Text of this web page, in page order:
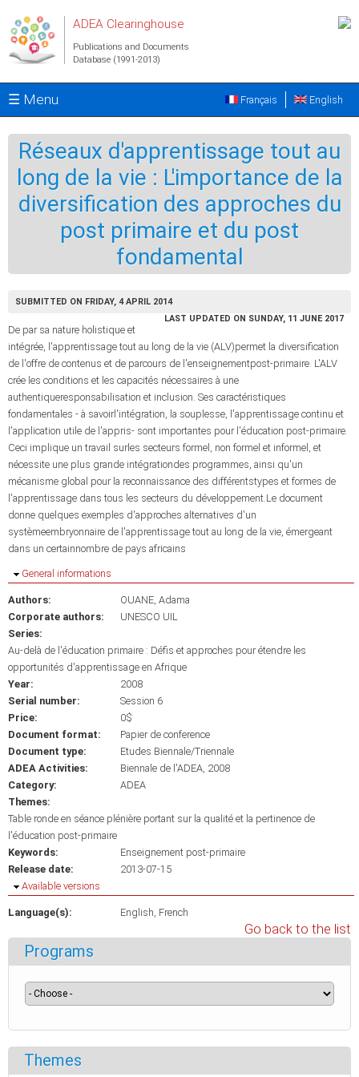
ADEA Clearinghouse
Publications and Documents
Database (1991-2013)
☰ Menu English
Français
Réseaux d'apprentissage tout au
long de la vie : L'importance de la
diversification des approches du
post primaire et du post
fondamental
SUBMITTED ON FRIDAY, 4 APRIL 2014
LAST UPDATED ON SUNDAY, 11 JUNE 2017
De par sa nature holistique et
intégrée, l'apprentissage tout au long de la vie (ALV)permet la diversification
de l'offre de contenus et de parcours de l'enseignementpost-primaire. L'ALV
crée les conditions et les capacités nécessaires à une
authentiqueresponsabilisation et inclusion. Ses caractéristiques
fondamentales - à savoirl'intégration, la souplesse, l'apprentissage continu et
l'application utile de l'appris- sont importantes pour l'éducation post-primaire.
Ceci implique un travail surles secteurs formel, non formel et informel, et
nécessite une plus grande intégrationdes programmes, ainsi qu'un
mécanisme global pour la reconnaissance des différentstypes et formes de
l'apprentissage dans tous les secteurs du développement.Le document
donne quelques exemples d'approches alternatives d'un
systèmeembryonnaire de l'apprentissage tout au long de la vie, émergeant
dans un certainnombre de pays africains
Hide
General informations
Authors:
OUANE, Adama
Corporate authors:
UNESCO UIL
Series:
Au-delà de l'éducation primaire : Défis et approches pour étendre les
opportunités d'apprentissage en Afrique
Year:
2008
Serial number:
Session 6
Price:
0$
Document format:
Papier de conference
Document type:
Etudes Biennale/Triennale
ADEA Activities:
Biennale de l'ADEA, 2008
Category:
ADEA
Themes:
Table ronde en séance plénière portant sur la qualité et la pertinence de
l'éducation post-primaire
Keywords:
Enseignement post-primaire
Release date:
2013-07-15
Hide
Available versions
Language(s): English French
Go back to the list
Programs
Themes